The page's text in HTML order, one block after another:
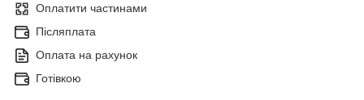
Оплатити частинами
Післяплата
Оплата на рахунок
Готівкою